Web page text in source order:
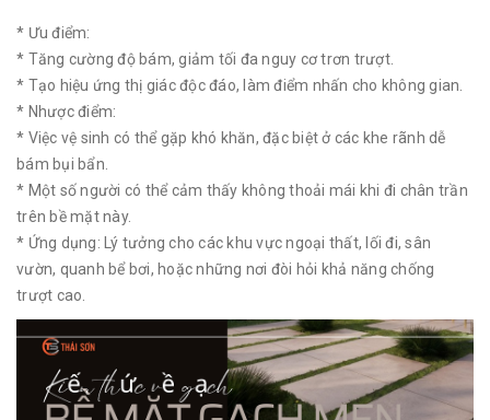
* Ưu điểm:
* Tăng cường độ bám, giảm tối đa nguy cơ trơn trượt.
* Tạo hiệu ứng thị giác độc đáo, làm điểm nhấn cho không gian.
* Nhược điểm:
* Việc vệ sinh có thể gặp khó khăn, đặc biệt ở các khe rãnh dễ
bám bụi bẩn.
* Một số người có thể cảm thấy không thoải mái khi đi chân trần
trên bề mặt này.
* Ứng dụng: Lý tưởng cho các khu vực ngoại thất, lối đi, sân
vườn, quanh bể bơi, hoặc những nơi đòi hỏi khả năng chống
trượt cao.